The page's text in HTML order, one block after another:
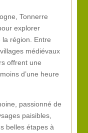
Tonnerre
explorer
la région. Entre
médiévaux
offrent une
d’une heure
passionné de
paisibles,
belles étapes à